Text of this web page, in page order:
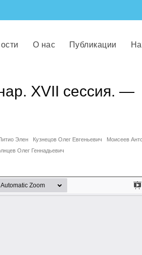
О нас Публикации
XVII сессия. —
Элен Кузнецов Олег Евгеньевич Моисеев
Олег Геннадьевич